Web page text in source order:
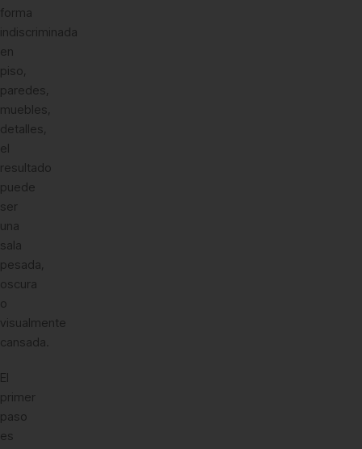
forma
indiscriminada
en
piso,
paredes,
muebles,
detalles,
el
resultado
puede
ser
una
sala
pesada,
oscura
o
visualmente
cansada.
El
primer
paso
es